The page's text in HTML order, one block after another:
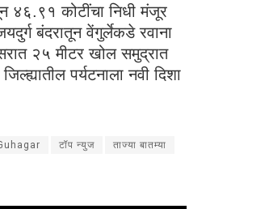
४६.९१ कोटींचा निधी मंजूर
बंदरातून वेंगुर्लेकडे रवाना
२५ मीटर खोल समुद्रात
पर्यटनाला नवी दिशा
टॉप न्युज ताज्या बातम्या